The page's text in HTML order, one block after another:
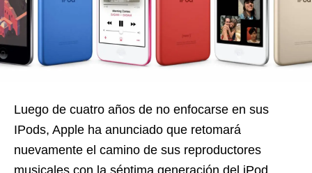
Luego de cuatro años de no enfocarse en sus
IPods, Apple ha anunciado que retomará
nuevamente el camino de sus reproductores
musicales con la séptima generación del iPod